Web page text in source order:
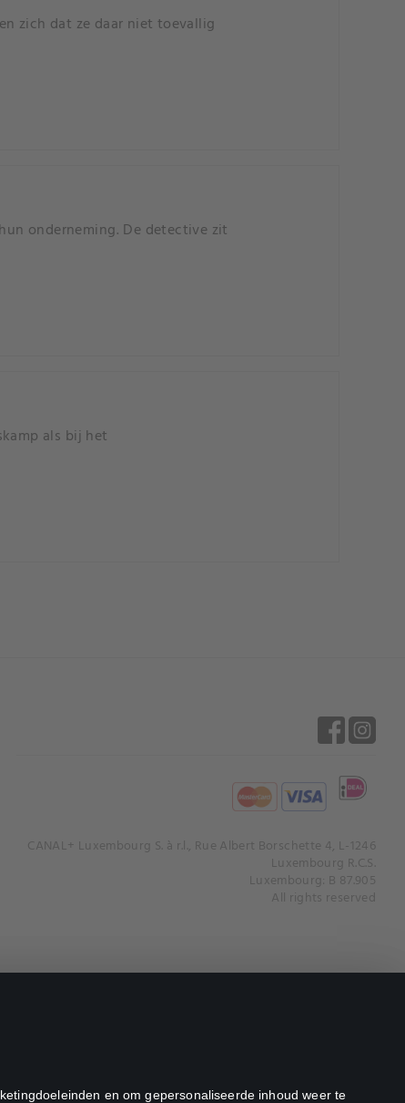
en om gepersonaliseerde inhoud weer te
zich dat ze daar niet toevallig
onderneming. De detective zit
als bij het
CANAL+ Luxembourg S. à r.l., Rue Albert Borschette 4, L-1246
Luxembourg R.C.S.
Luxembourg: B 87.905
All rights reserved